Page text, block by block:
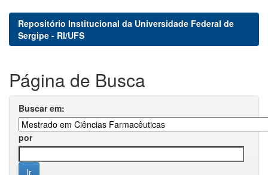
Repositório Institucional da Universidade Federal de
Sergipe - RI/UFS
Página de Busca
Buscar em:
por